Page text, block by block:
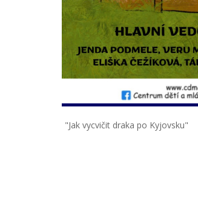
"Jak vycvičit draka po Kyjovsku"